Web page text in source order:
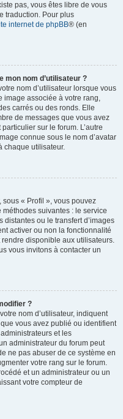
pas, vous êtes libre de vous
traduction. Pour plus
internet de phpBB® (en
mon nom d’utilisateur ?
nom d’utilisateur lorsque vous
image associée à votre rang,
carrés ou des ronds. Elle
de messages que vous avez
sur le forum. L’autre
connue sous le nom d’avatar
chaque utilisateur.
sous « Profil », vous pouvez
suivantes : le service
distantes ou le transfert d’images
activer ou non la fonctionnalité
disponible aux utilisateurs.
vous invitons à contacter un
?
nom d’utilisateur, indiquent
vous avez publié ou identifient
et les
administrateur du forum peut
ne pas abuser de ce système en
votre rang sur le forum.
et un administrateur ou un
votre compteur de